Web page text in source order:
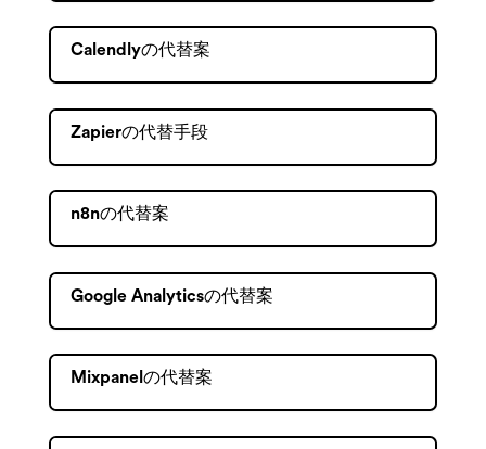
Calendlyの代替案
Zapierの代替手段
n8nの代替案
Google Analyticsの代替案
Mixpanelの代替案